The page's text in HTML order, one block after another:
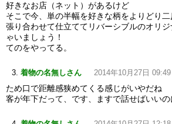
好きなお店（ネット）があるけど
そこで今、単の半幅を好きな柄をよりどり
張り合わせて仕立ててリバーシブルのオリ
ゃいましょう！
てのをやってる。
着物の名無しさん 2014年10月27日 09:49
ため口で距離感狭めてくる感じがいやだね
客が年下だって、です、ますで話せばいいの